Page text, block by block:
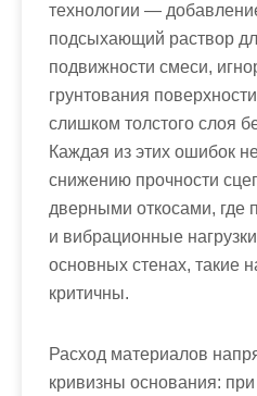
технологии —
подсыхающий раствор
подвижности смеси,
грунтования
слишком толстого слоя
Каждая из этих ошибок
снижению прочности
дверными откосами, где
и вибрационные
основных стенах, такие
критичны.
Расход материалов
кривизны основания: